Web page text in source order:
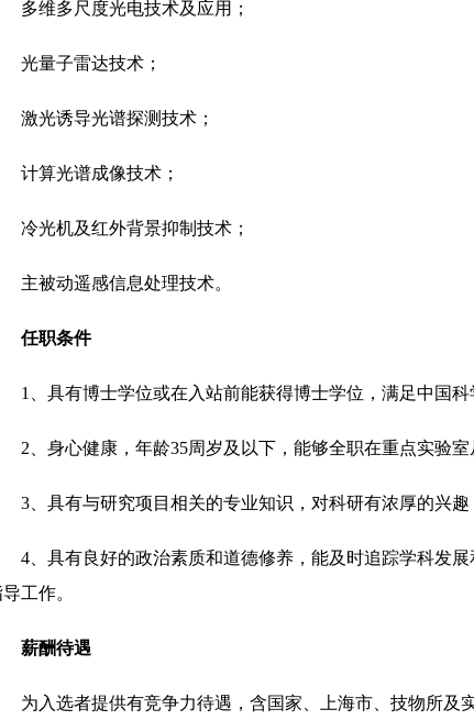
多维多尺度光电技术及应用；
光量子雷达技术；
激光诱导光谱探测技术；
计算光谱成像技术；
冷光机及红外背景抑制技术；
主被动遥感信息处理技术。
任职条件
1 、具有博士学位或在入站前能获得博士学位，满足中国
2 、身心健康，年龄35周岁及以下，能够全职在重点实验室
3、具有与研究项目相关的专业知识，对科研有浓厚的兴
4、具有良好的政治素质和道德修养，能及时追踪学科发
工作。
薪酬待遇
为入选者提供有竞争力待遇，含国家、上海市、技物所及